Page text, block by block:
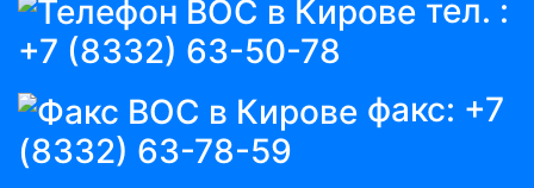
тел. :
+7 (8332) 63-50-78
факс: +7
(8332) 63-78-59